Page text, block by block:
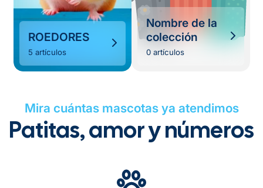
ROEDORES
5 artículos
Nombre de la
colección
0 artículos
Mira cuántas mascotas ya atendimos
Patitas, amor y números